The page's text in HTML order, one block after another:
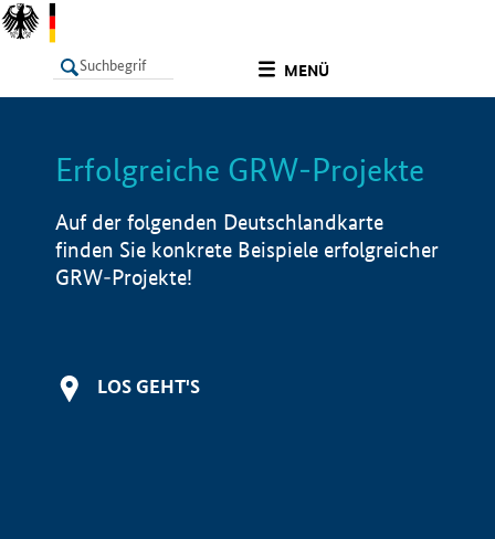
MENÜ
LISTE Info
Erfolgreiche GRW-Projekte
Auf der folgenden Deutschlandkarte
finden Sie konkrete Beispiele erfolgreicher
GRW-Projekte!
LOS GEHT'S